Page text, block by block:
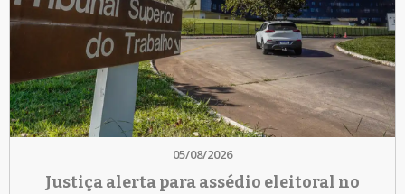
05/08/2026
Justiça alerta para assédio eleitoral no